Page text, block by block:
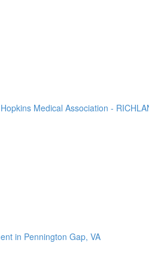
Hopkins Medical Association -